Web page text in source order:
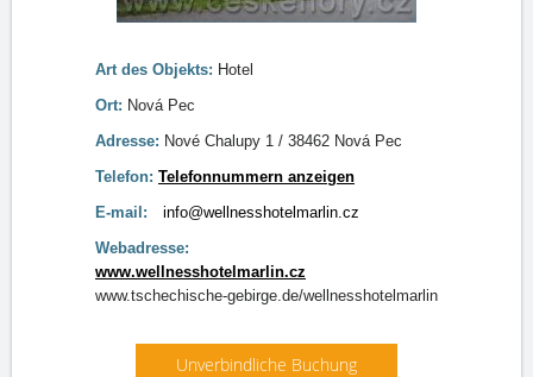
Art des Objekts: Hotel
Ort: Nová Pec
Adresse: Nové Chalupy 1 / 38462 Nová Pec
Telefon: Telefonnummern anzeigen
E-mail:
info@wellnesshotelmarlin.cz
Webadresse:
www.wellnesshotelmarlin.cz
www.tschechische-gebirge.de/wellnesshotelmarlin
Unverbindliche Buchung